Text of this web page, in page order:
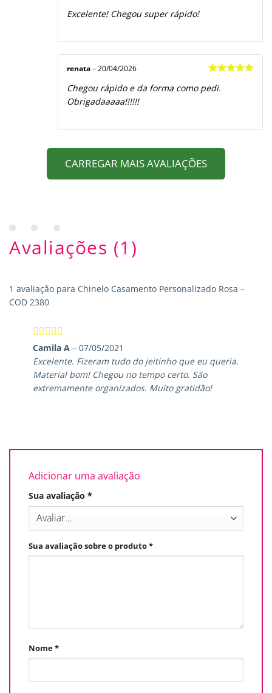
Excelente! Chegou super rápido!
de 5
renata – 20/04/2026
Chegou rápido e da forma como pedi.
Obrigadaaaaa!!!!!!
CARREGAR MAIS AVALIAÇÕES
Avaliações (1)
1 avaliação para Chinelo Casamento Personalizado Rosa –
COD 2380
Avaliação
Camila A– 07/05/2021
Excelente. Fizeram tudo do jeitinho que eu queria.
Material bom! Chegou no tempo certo. São
extremamente organizados. Muito gratidão!
Adicionar uma avaliação
Sua avaliação *
Sua avaliação sobre o produto*
Nome*